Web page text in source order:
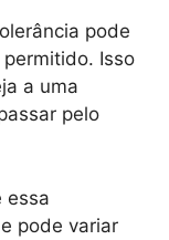
pode
Isso
a uma
pelo
essa
pode variar